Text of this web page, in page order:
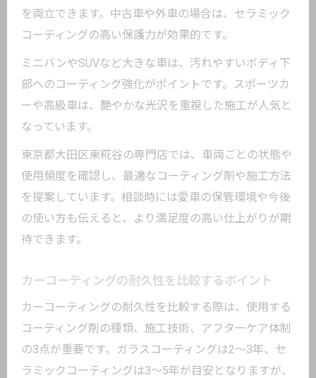
を両立できます。中古車や外車の場合は、セラミック
コーティングの高い保護力が効果的です。
ミニバンやSUVなど大きな車は、汚れやすいボディ下
部へのコーティング強化がポイントです。スポーツカ
ーや高級車は、艶やかな光沢を重視した施工が人気と
なっています。
東京都大田区東糀谷の専門店では、車両ごとの状態や
使用頻度を確認し、最適なコーティング剤や施工方法
を提案しています。相談時には愛車の保管環境や今後
の使い方も伝えると、より満足度の高い仕上がりが期
待できます。
カーコーティングの耐久性を比較するポイント
カーコーティングの耐久性を比較する際は、使用する
コーティング剤の種類、施工技術、アフターケア体制
の3点が重要です。ガラスコーティングは2～3年、セ
ラミックコーティングは3～5年が目安となりますが、